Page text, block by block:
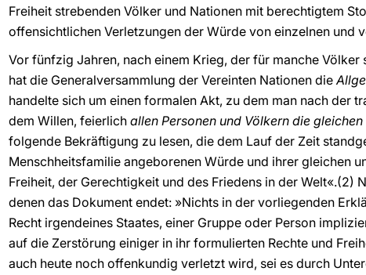
Freiheit strebenden Völker und Nationen mit berechtigtem
offensichtlichen Verletzungen der Würde von einzelnen und
Vor fünfzig Jahren, nach einem Krieg, der für manche
hat die Generalversammlung der Vereinten Nationen die
handelte sich um einen formalen Akt, zu dem man nach der
dem Willen, feierlich allen Personen und Völkern die gleichen
folgende Bekräftigung zu lesen, die dem Lauf der Zeit
Menschheitsfamilie angeborenen Würde und ihrer gleichen
Freiheit, der Gerechtigkeit und des Friedens in der
denen das Dokument endet: »Nichts in der vorliegenden
Recht irgendeines Staates, einer Gruppe oder Person
auf die Zerstörung einiger in ihr formulierten Rechte und
auch heute noch offenkundig verletzt wird, sei es durch